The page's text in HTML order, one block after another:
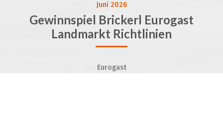
Juni 2026
Gewinnspiel Brickerl Eurogast
Landmarkt Richtlinien
Eurogast